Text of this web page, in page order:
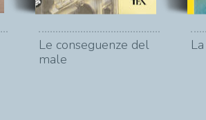
Le conseguenze del
male